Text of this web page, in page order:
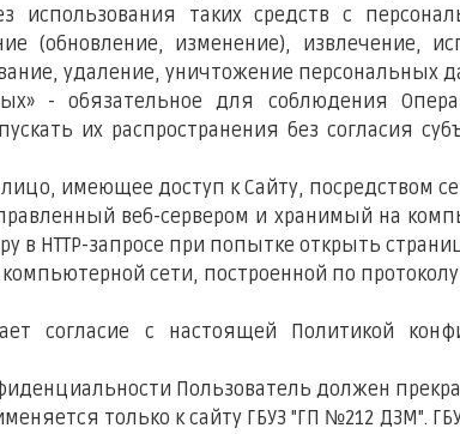
использования таких средств с
(обновление, изменение), извлечение,
удаление, уничтожение персональных
- обязательное для соблюдения
их распространения без согласия
лицо, имеющее доступ к Сайту, посредством
веб-сервером и хранимый на
в HTTP-запросе при попытке открыть
сети, построенной по протоколу
согласие с настоящей Политикой
Пользователь должен
только к сайту ГБУЗ "ГП №212 ДЗМ".